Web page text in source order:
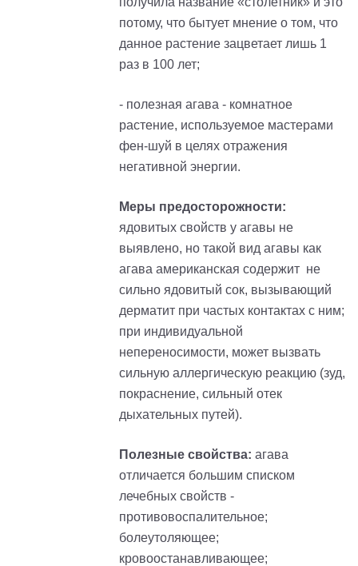
потому, что бытует мнение о том, что
данное растение зацветает лишь 1
раз в 100 лет;
- полезная агава - комнатное
растение, используемое мастерами
фен-шуй в целях отражения
негативной энергии.
Меры предосторожности:
ядовитых свойств у агавы не
выявлено, но такой вид агавы как
агава американская содержит не
сильно ядовитый сок, вызывающий
дерматит при частых контактах с ним;
при индивидуальной
непереносимости, может вызвать
сильную аллергическую реакцию (зуд,
покраснение, сильный отек
дыхательных путей).
Полезные свойства: агава
отличается большим списком
лечебных свойств -
противовоспалительное;
болеутоляющее;
кровоостанавливающее;